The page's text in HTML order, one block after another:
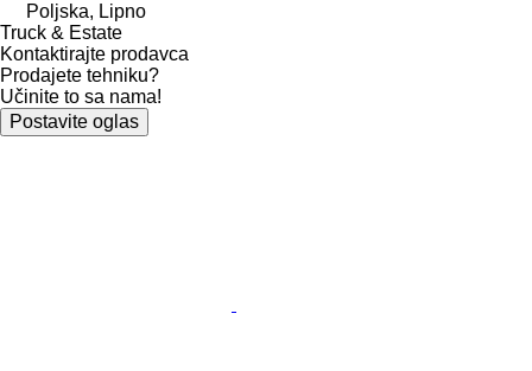
Poljska, Lipno
Truck & Estate
Kontaktirajte prodavca
Prodajete tehniku?
Učinite to sa nama!
Postavite oglas